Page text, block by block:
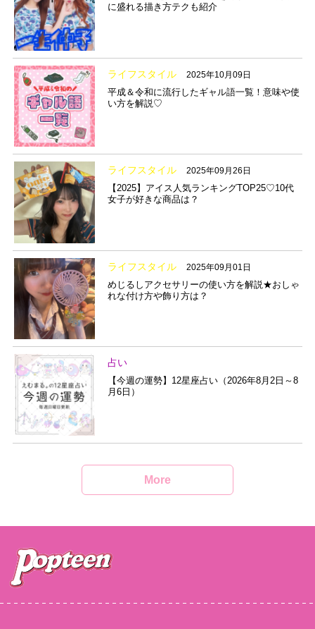
に盛れる描き方テクも紹介
ライフスタイル 2025年10月09日
平成＆令和に流行したギャル語一覧！意味や使
い方を解説♡
ライフスタイル 2025年09月26日
【2025】アイス人気ランキングTOP25♡10代
女子が好きな商品は？
ライフスタイル 2025年09月01日
めじるしアクセサリーの使い方を解説★おしゃ
れな付け方や飾り方は？
占い
【今週の運勢】12星座占い（2026年8月2日～8
月6日）
More